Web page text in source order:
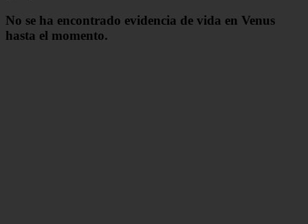
No se ha encontrado evidencia de vida en Venus
hasta el momento.